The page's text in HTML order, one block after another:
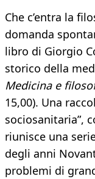
Che c’entra la
domanda
libro di Giorgio
storico della
Medicina e
15,00). Una
sociosanitaria”,
riunisce una
degli anni
problemi di